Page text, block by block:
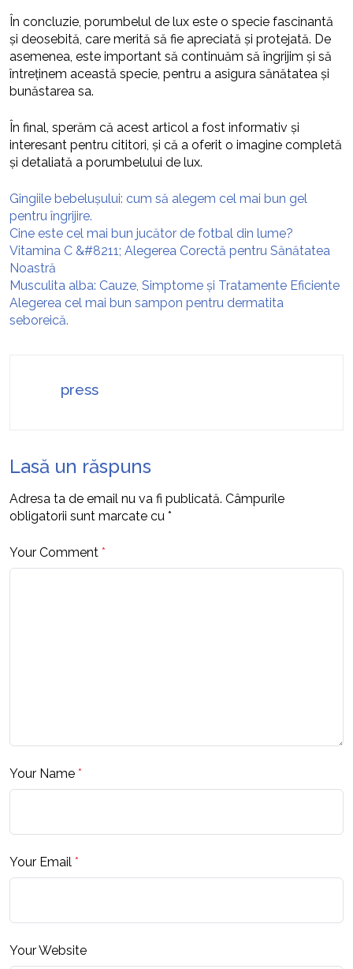
În concluzie, porumbelul de lux este o specie fascinantă
și deosebită, care merită să fie apreciată și protejată. De
asemenea, este important să continuăm să îngrijim și să
întreținem această specie, pentru a asigura sănătatea și
bunăstarea sa.
În final, sperăm că acest articol a fost informativ și
interesant pentru cititori, și că a oferit o imagine completă
și detaliată a porumbelului de lux.
Gingiile bebelușului: cum să alegem cel mai bun gel
pentru îngrijire.
Cine este cel mai bun jucător de fotbal din lume?
Vitamina C &#8211; Alegerea Corectă pentru Sănătatea
Noastră
Musculita alba: Cauze, Simptome și Tratamente Eficiente
Alegerea cel mai bun sampon pentru dermatita
seboreică.
press
Lasă un răspuns
Adresa ta de email nu va fi publicată. Câmpurile
obligatorii sunt marcate cu *
Your Comment *
Your Name *
Your Email *
Your Website